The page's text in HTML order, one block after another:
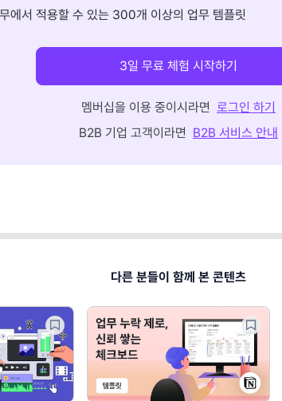
에서 적용할 수 있는 300개 이상의 업무 템플릿
3일 무료 체험 시작하기
멤버십을 이용 중이시라면 로그인 하기
B2B 기업 고객이라면 B2B 서비스 안내
다른 분들이 함께 본 콘텐츠